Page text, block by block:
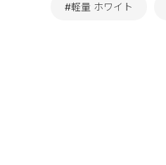
#軽量 ホワイト